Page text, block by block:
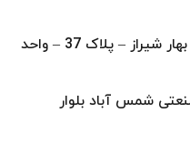
دفتر مرکزی: تهران – میدان هفت تیر – خیابان بهار شیراز – پلاک 37 – واحد
شهرک صنعتی شمس آباد بلوار